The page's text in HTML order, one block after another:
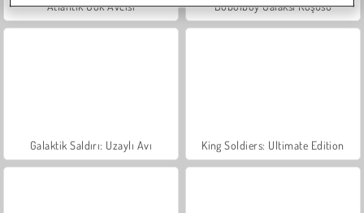
Atlantik Gök Avcısı Boboiboy Galaksi Koşusu
Galaktik Saldırı: Uzaylı Avı King Soldiers: Ultimate Edition